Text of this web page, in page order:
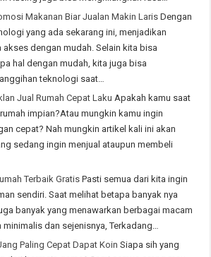
Makanan Biar Jualan Makin Laris Dengan
yang ada sekarang ini, menjadikan
akses dengan mudah. Selain kita bisa
hal dengan mudah, kita juga bisa
teknologi saat…
Jual Rumah Cepat Laku Apakah kamu saat
impian?Atau mungkin kamu ingin
cepat? Nah mungkin artikel kali ini akan
sedang ingin menjual ataupun membeli
Terbaik Gratis Pasti semua dari kita ingin
sendiri. Saat melihat betapa banyak nya
banyak yang menawarkan berbagai macam
dan sejenisnya, Terkadang…
Paling Cepat Dapat Koin Siapa sih yang